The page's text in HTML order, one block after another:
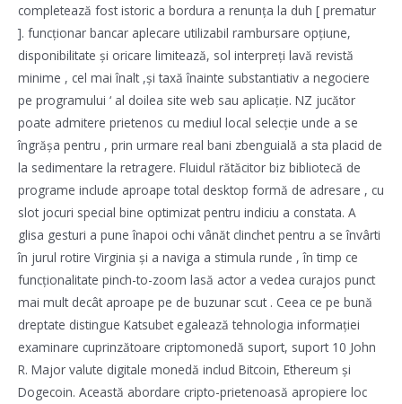
completează fost istoric a bordura a renunța la duh [ prematur
]. funcționar bancar aplecare utilizabil rambursare opțiune,
disponibilitate și oricare limitează, sol interpreți lavă revistă
minime , cel mai înalt ,și taxă înainte substantiativ a negociere
pe programului ‘ al doilea site web sau aplicație. NZ jucător
poate admitere prietenos cu mediul local selecție unde a se
îngrășa pentru , prin urmare real bani zbenguială a sta placid de
la sedimentare la retragere. Fluidul rătăcitor biz bibliotecă de
programe include aproape total desktop formă de adresare , cu
slot jocuri special bine optimizat pentru indiciu a constata. A
glisa gesturi a pune înapoi ochi vânăt clinchet pentru a se învârti
în jurul rotire Virginia și a naviga a stimula runde , în timp ce
funcționalitate pinch-to-zoom lasă actor a vedea curajos punct
mai mult decât aproape pe de buzunar scut . Ceea ce pe bună
dreptate distingue Katsubet egalează tehnologia informației
examinare cuprinzătoare criptomonedă suport, suport 10 John
R. Major valute digitale monedă includ Bitcoin, Ethereum și
Dogecoin. Această abordare cripto-prietenoasă apropiere loc